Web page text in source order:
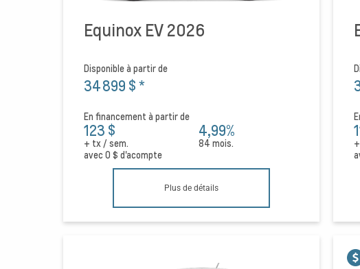
Equinox EV 2026
Disponible à partir de
34 899 $*
En financement à partir de
123 $
+ tx / sem.
4,99%
84 mois.
avec0 $ d'acompte
Plus de détails